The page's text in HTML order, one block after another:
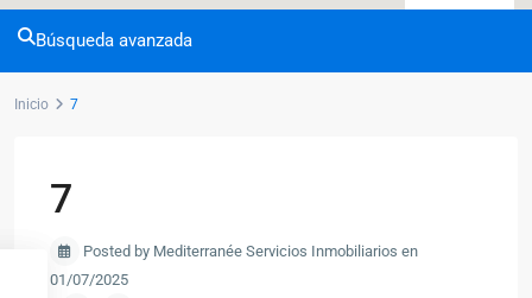
Búsqueda avanzada
Inicio 7
7
Posted by Mediterranée Servicios Inmobiliarios en
01/07/2025